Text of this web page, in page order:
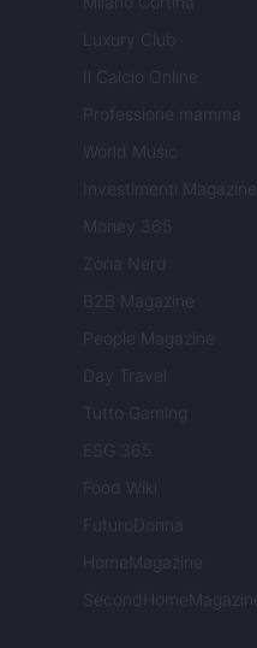
Luxury Club
Il Calcio Online
Professione mamma
World Music
Investimenti Magazine
Money 365
Zona Nerd
B2B Magazine
People Magazine
Day Travel
Tutto Gaming
ESG 365
Food Wiki
FuturoDonna
HomeMagazine
SecondHomeMagazine